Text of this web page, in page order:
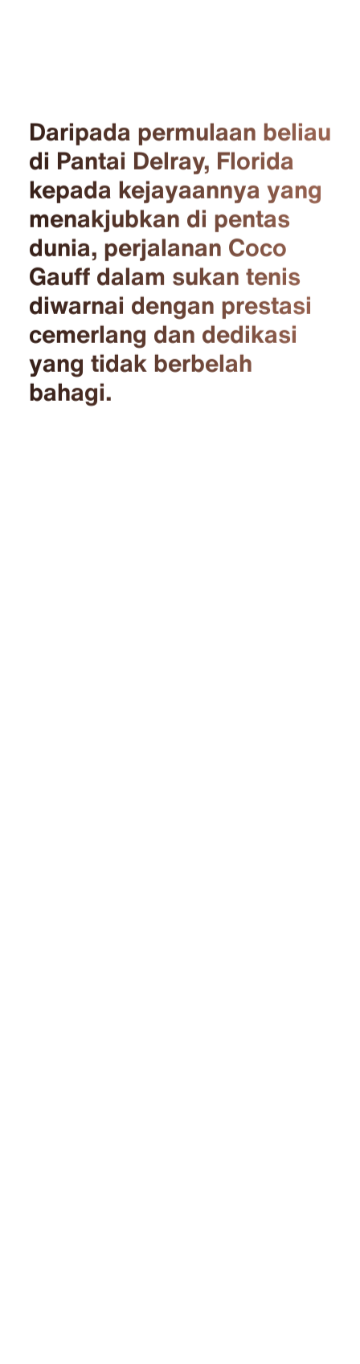
Daripada permulaan beliau
di Pantai Delray, Florida
kepada kejayaannya yang
menakjubkan di pentas
dunia, perjalanan Coco
Gauff dalam sukan tenis
diwarnai dengan prestasi
cemerlang dan dedikasi
yang tidak berbelah
bahagi.